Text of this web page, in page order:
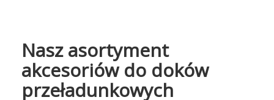
Nasz asortyment
akcesoriów do doków
przeładunkowych